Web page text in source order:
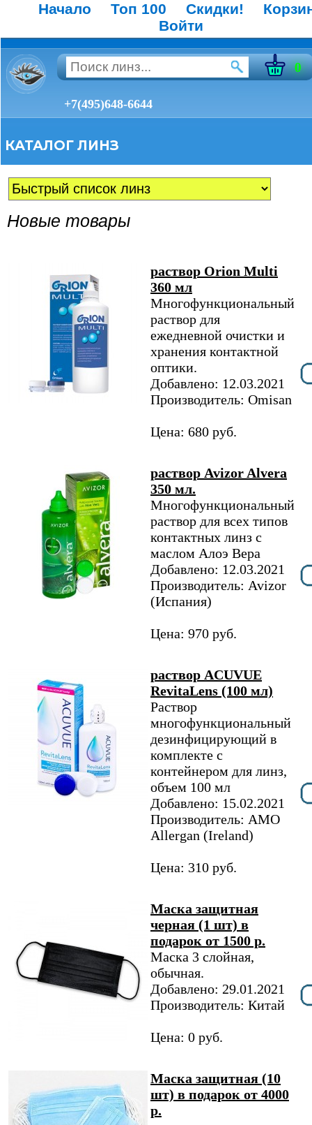
Начало Топ 100 Скидки!
Войти
0
+7(495)648-6644
КАТАЛОГ ЛИНЗ
Новые товары
раствор Orion Multi
360 мл
Многофункциональный
раствор для
ежедневной очистки и
хранения контактной
оптики.
Добавлено: 12.03.2021
Производитель: Omisan
Цена: 680 руб.
раствор Avizor Alvera
350 мл.
Многофункциональный
раствор для всех типов
контактных линз с
маслом Алоэ Вера
Добавлено: 12.03.2021
Производитель: Avizor
(Испания)
Цена: 970 руб.
раствор ACUVUE
RevitaLens (100 мл)
Раствор
многофункциональный
дезинфицирующий в
комплекте с
контейнером для линз,
объем 100 мл
Добавлено: 15.02.2021
Производитель: AMO
Allergan (Ireland)
Цена: 310 руб.
Маска защитная
черная (1 шт) в
подарок от 1500 р.
Маска 3 слойная,
обычная.
Добавлено: 29.01.2021
Производитель: Китай
Цена: 0 руб.
Маска защитная (10
шт) в подарок от 4000
р.